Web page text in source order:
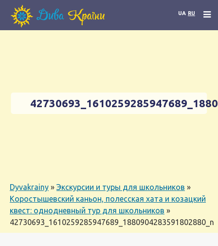
UA RU
Dyvakrainy » Экскурсии и туры для школьников »
Коростышевский каньон, полесская хата и козацкий
квест: однодневный тур для школьников »
42730693_1610259285947689_1880904283591802880_n